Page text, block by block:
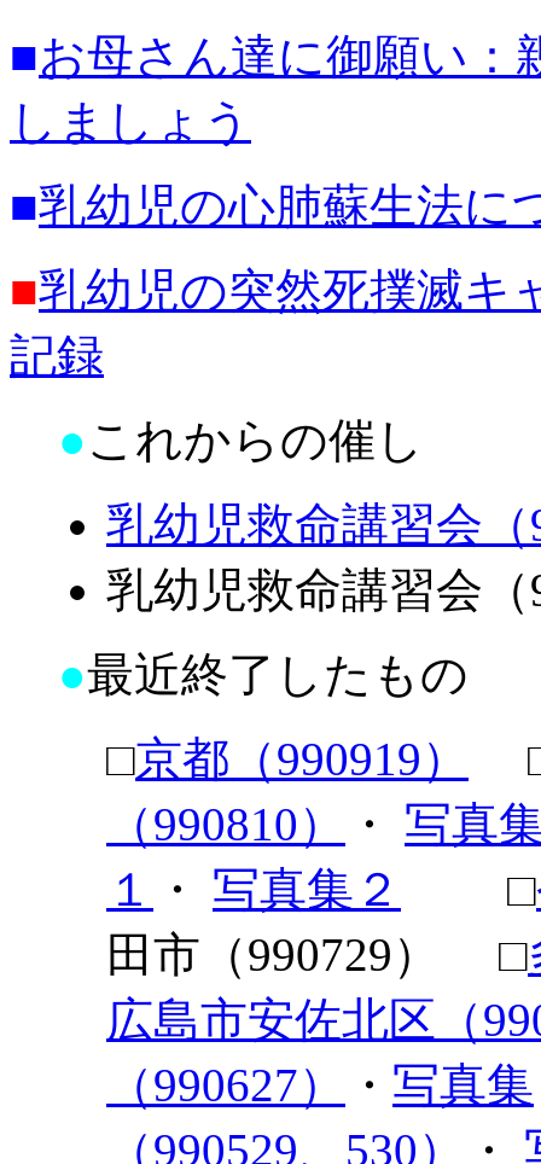
■お母さん達に御願い：
しましょう
■乳幼児の心肺蘇生法に
■乳幼児の突然死撲滅キ
記録
●これからの催し
乳幼児救命講習会
乳幼児救命講習会
●最近終了したもの
□京都（990919）
（990810）
・ 写真
１
・ 写真集２ □
田市（990729） □
広島市安佐北区（
（990627）
・ 写真集
（990529、530）
・